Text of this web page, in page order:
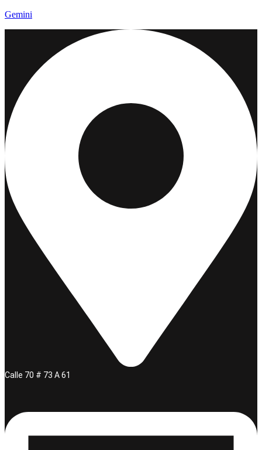
Gemini
Calle 70 # 73 A 61